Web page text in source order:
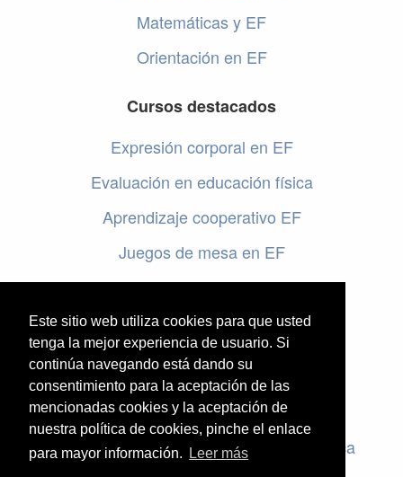
Este sitio web utiliza cookies para que usted
tenga la mejor experiencia de usuario. Si
continúa navegando está dando su
consentimiento para la aceptación de las
mencionadas cookies y la aceptación de
nuestra política de cookies, pinche el enlace
para mayor información.
Leer más
Matemáticas y EF
Orientación en EF
Cursos destacados
Expresión corporal en EF
Evaluación en educación física
Aprendizaje cooperativo EF
Juegos de mesa en EF
Programar en EF
Cursos online de educación física
Artículos destacados
Evaluación en educación física
Criterios de evaluación en educación física